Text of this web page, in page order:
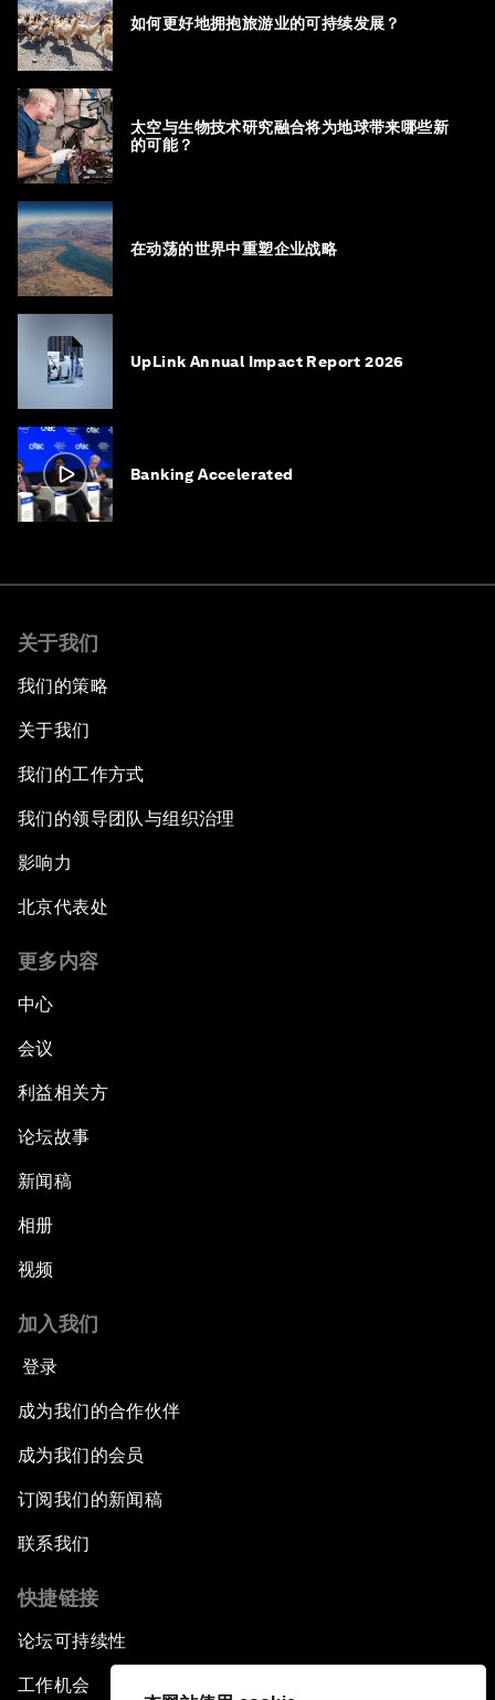
如何更好地拥抱旅游业的可持续发展？
太空与生物技术研究融合将为地球带来哪些新
的可能？
在动荡的世界中重塑企业战略
UpLink Annual Impact Report 2026
Banking Accelerated
关于我们
我们的策略
关于我们
我们的工作方式
我们的领导团队与组织治理
影响力
北京代表处
更多内容
中心
会议
利益相关方
论坛故事
新闻稿
相册
视频
加入我们
登录
成为我们的合作伙伴
成为我们的会员
订阅我们的新闻稿
联系我们
快捷链接
论坛可持续性
工作机会